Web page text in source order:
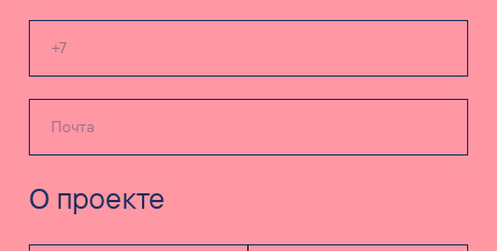
О проекте